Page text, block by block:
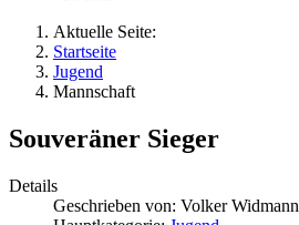
Aktuelle Seite:
Startseite
Jugend
Mannschaft
Souveräner Sieger
Details
Geschrieben von: Volker Widmann